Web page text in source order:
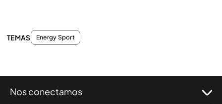
TEMAS Energy Sport
Nos conectamos